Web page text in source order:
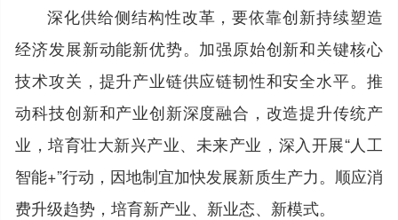
深化供给侧结构性改革，要依靠创新持续塑造
经济发展新动能新优势。加强原始创新和关键核心
技术攻关，提升产业链供应链韧性和安全水平。推
动科技创新和产业创新深度融合，改造提升传统产
业，培育壮大新兴产业、未来产业，深入开展“人工
智能+”行动，因地制宜加快发展新质生产力。顺应消
费升级趋势，培育新产业、新业态、新模式。